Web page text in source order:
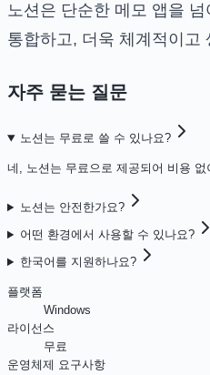
노션은 단순한 메모 앱을
통합하고, 더욱 체계적이고
자주 묻는 질문
노션는 무료로 쓸 수 있나요?
네, 노션는 무료으로 제공되어 비용
노션는 안전한가요?
어떤 환경에서 사용할 수 있나요?
한국어를 지원하나요?
플랫폼
Windows
라이선스
무료
운영체제 요구사항